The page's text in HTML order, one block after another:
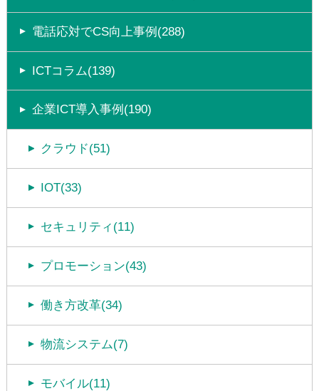
電話応対でCS向上事例(288)
ICTコラム(139)
企業ICT導入事例(190)
クラウド(51)
IOT(33)
セキュリティ(11)
プロモーション(43)
働き方改革(34)
物流システム(7)
モバイル(11)